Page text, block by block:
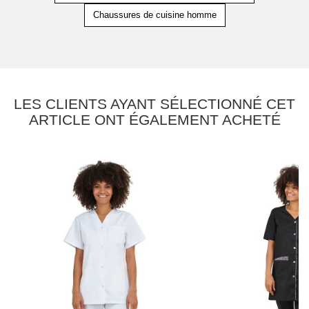
Chaussures de cuisine homme
LES CLIENTS AYANT SÉLECTIONNÉ CET
ARTICLE ONT ÉGALEMENT ACHETÉ